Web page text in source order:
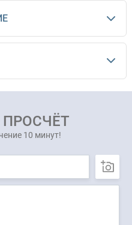
ПРОСЧЁТ
10 минут!